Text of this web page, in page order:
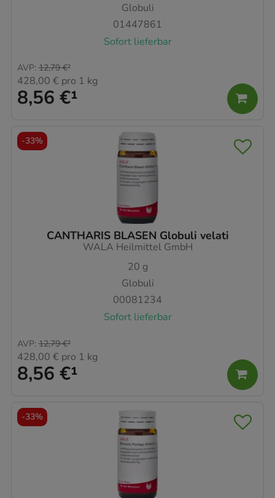
Globuli
01447861
Sofort lieferbar
8,56 €¹
AVP: 12,79 €²
428,00 € pro 1 kg
CANTHARIS BLASEN Globuli velati
WALA Heilmittel GmbH
20 g
Globuli
00081234
Sofort lieferbar
8,56 €¹
AVP: 12,79 €²
428,00 € pro 1 kg
-33%
-33%